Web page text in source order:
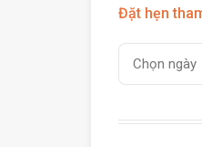
Đặt hẹn